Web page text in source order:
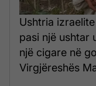
Ushtria
pasi një ushtar
një cigare në
Virgjëreshës